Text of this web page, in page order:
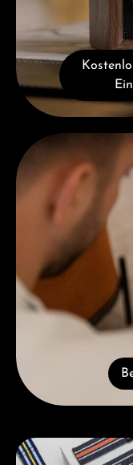
Beratung erhalten
Kategoriegalerie